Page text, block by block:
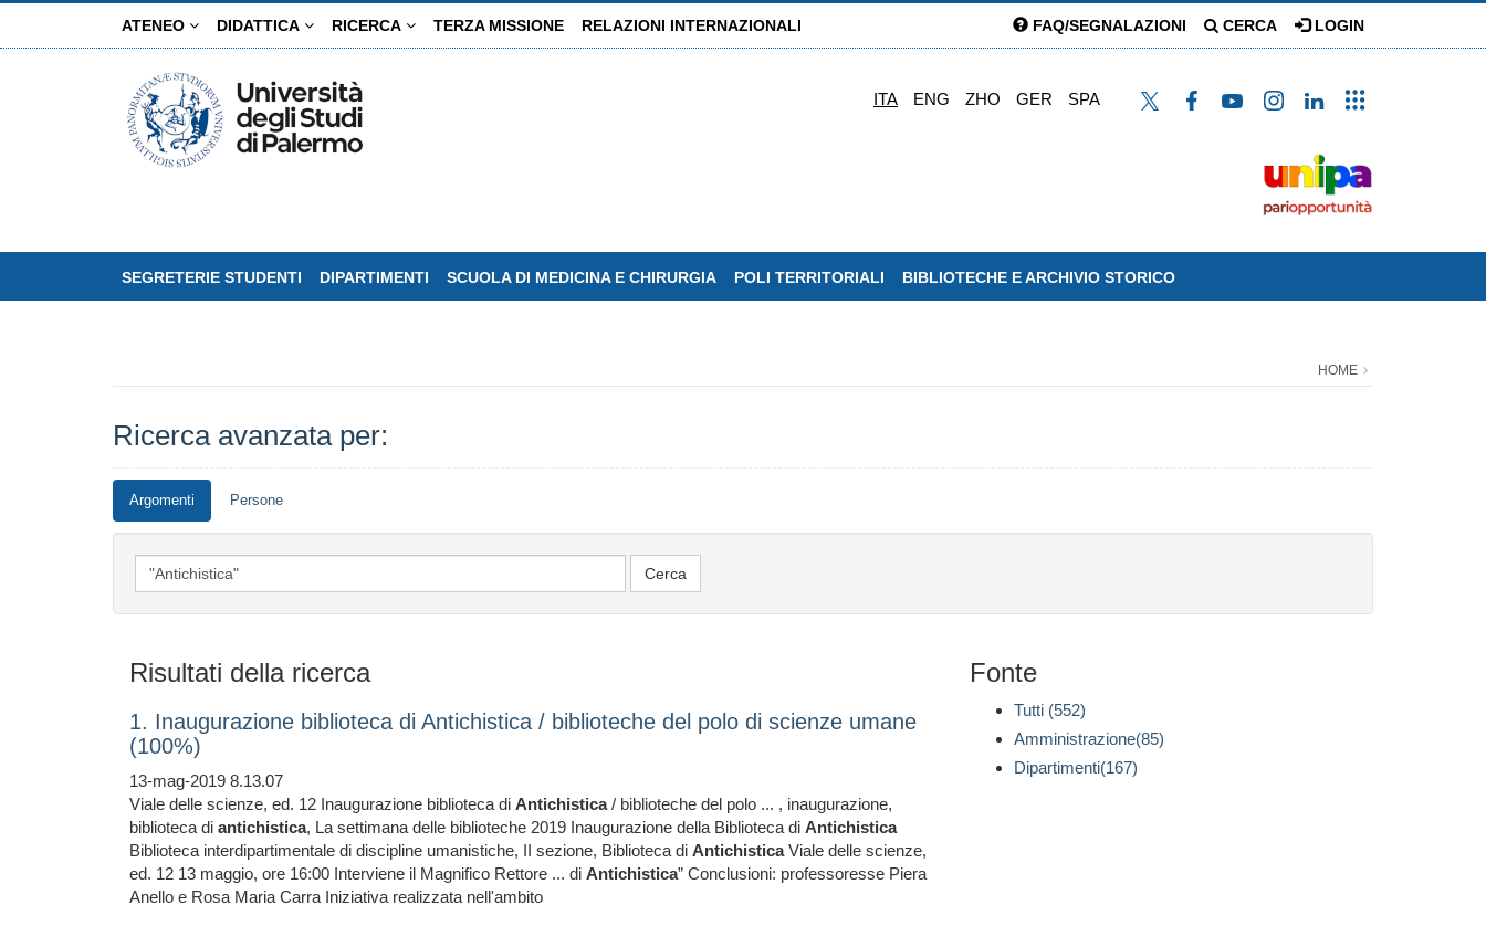
ATENEO DIDATTICA RICERCA TERZA MISSIONE RELAZIONI INTERNAZIONALI FAQ/SEGNALAZIONI CERCA LOGIN
ITA ENG ZHO GER SPA
SEGRETERIE STUDENTI DIPARTIMENTI SCUOLA DI MEDICINA E CHIRURGIA POLI TERRITORIALI BIBLIOTECHE E ARCHIVIO STORICO
HOME
Ricerca avanzata per:
Argomenti Persone
Risultati della ricerca
1. Inaugurazione biblioteca di Antichistica / biblioteche del polo di scienze umane
(100%)
13-mag-2019 8.13.07
Viale delle scienze, ed. 12 Inaugurazione biblioteca di Antichistica/ biblioteche del polo ... , inaugurazione,
biblioteca di antichistica, La settimana delle biblioteche 2019 Inaugurazione della Biblioteca di Antichistica
Biblioteca interdipartimentale di discipline umanistiche, II sezione, Biblioteca di AntichisticaViale delle scienze,
ed. 12 13 maggio, ore 16:00 Interviene il Magnifico Rettore ... di Antichistica” Conclusioni: professoresse Piera
Anello e Rosa Maria Carra Iniziativa realizzata nell'ambito
Fonte
Tutti (552)
Amministrazione(85)
Dipartimenti(167)